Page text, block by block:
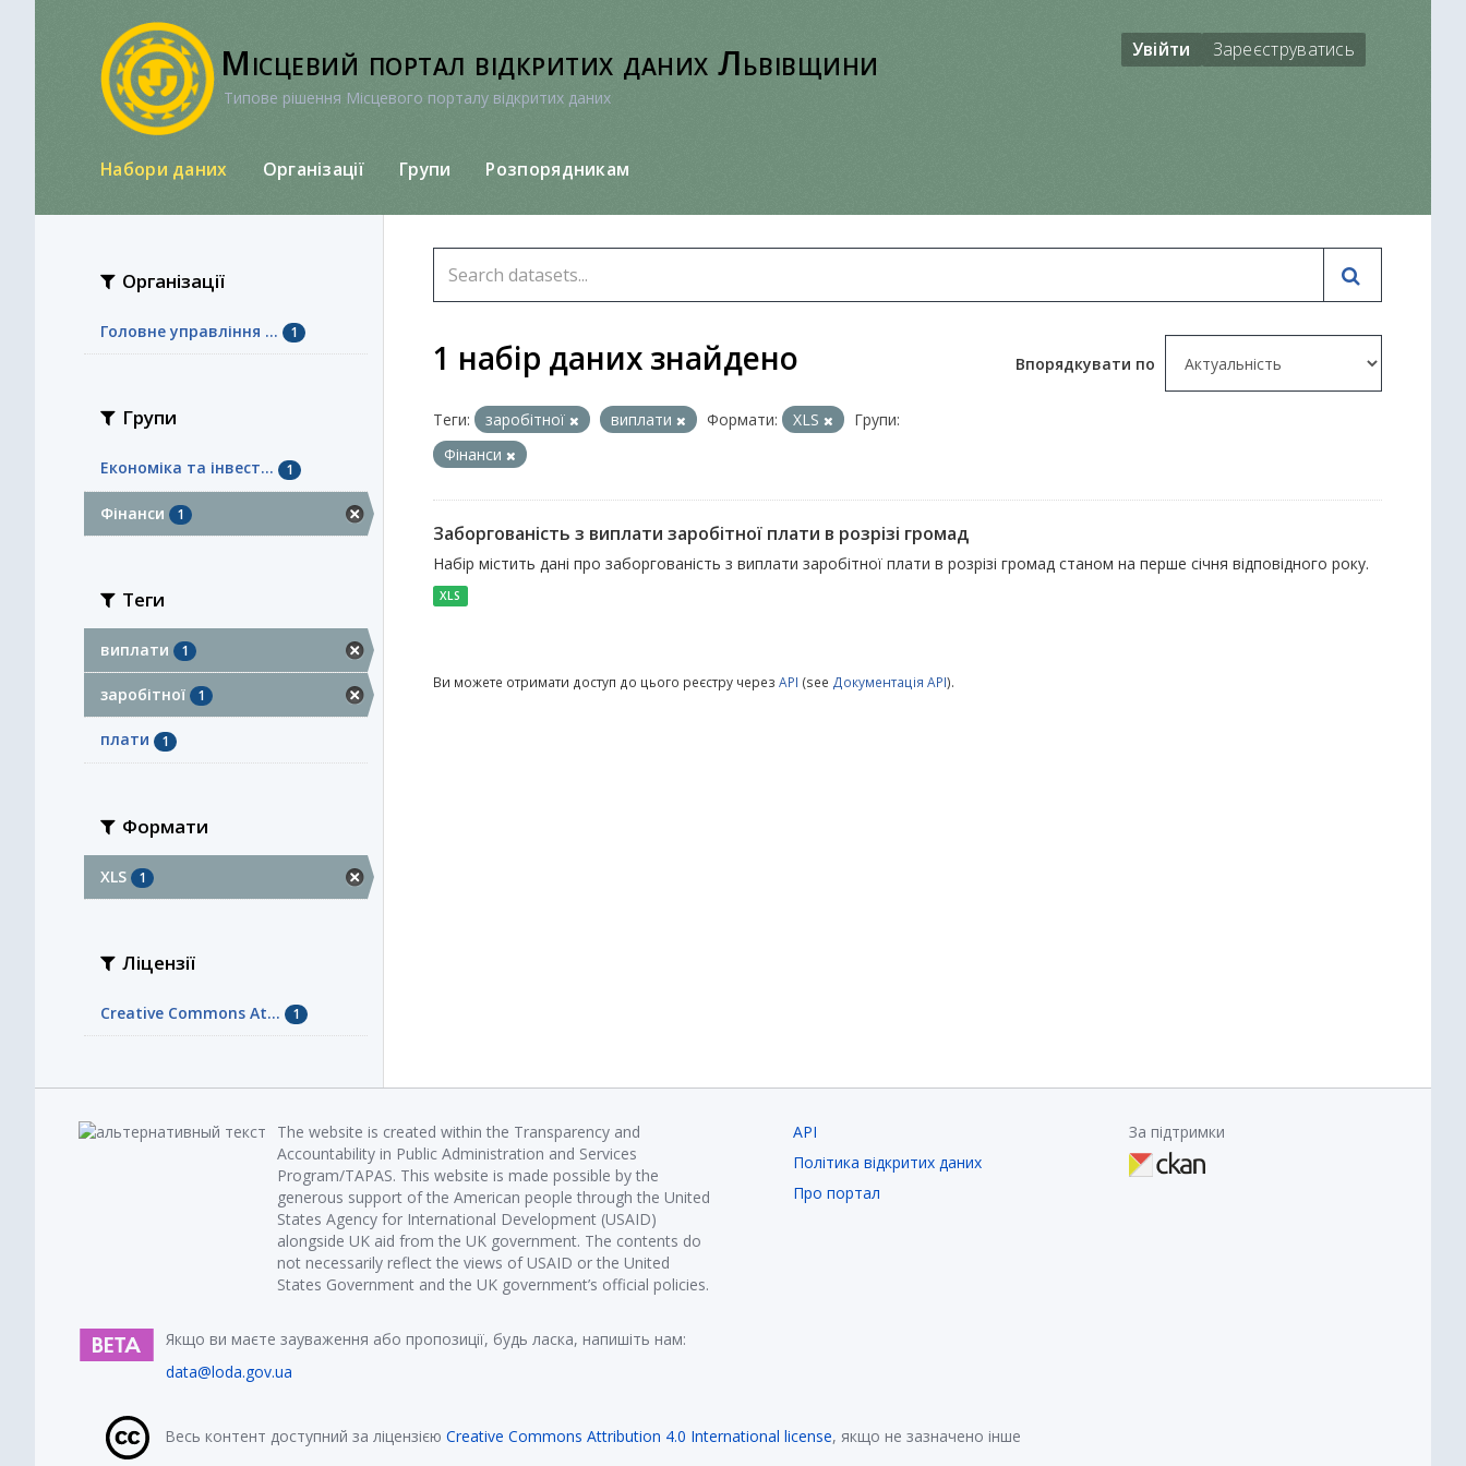
Місцевий портал відкритих даних Львівщини
Типове рішення Місцевого порталу відкритих даних
Увійти Зареєструватись
Набори даних Організації Групи Розпорядникам
Організації
Головне управління ... 1
Групи
Економіка та інвест... 1
Фінанси 1
Теги
виплати 1
заробітної 1
плати 1
Формати
XLS 1
Ліцензії
Creative Commons At... 1
Впорядкувати по
1 набір даних знайдено
Теги: заробітної виплати Формати: XLS
Групи:
Фінанси
Заборгованість з виплати заробітної плати в розрізі громад
Набір містить дані про заборгованість з виплати заробітної плати в розрізі громад станом на перше січня відповідного року.
XLS
Ви можете отримати доступ до цього реєстру через API (see Документація API).
The website is created within the Transparency and
Accountability in Public Administration and Services
Program/TAPAS. This website is made possible by the
generous support of the American people through the United
States Agency for International Development (USAID)
alongside UK aid from the UK government. The contents do
not necessarily reflect the views of USAID or the United
States Government and the UK government’s official policies.
Якщо ви маєте зауваження або пропозиції, будь ласка, напишіть нам:
data@loda.gov.ua
API
Політика відкритих даних
Про портал
За підтримки
Весь контент доступний за ліцензією Creative Commons Attribution 4.0 International license, якщо не зазначено інше